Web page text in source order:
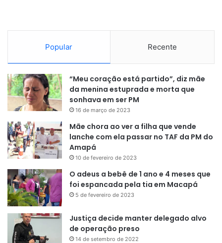
Popular Recente
“Meu coração está partido”, diz mãe
da menina estuprada e morta que
sonhava em ser PM
16 de março de 2023
Mãe chora ao ver a filha que vende
lanche com ela passar no TAF da PM do
Amapá
10 de fevereiro de 2023
O adeus a bebê de 1 ano e 4 meses que
foi espancada pela tia em Macapá
5 de fevereiro de 2023
Justiça decide manter delegado alvo
de operação preso
14 de setembro de 2022